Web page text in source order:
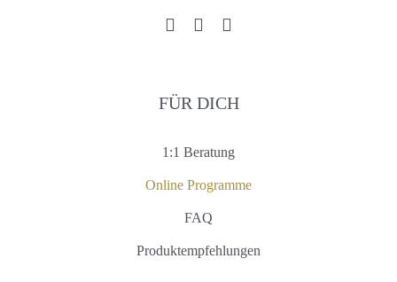
FÜR DICH
1:1 Beratung
Online Programme
FAQ
Produktempfehlungen